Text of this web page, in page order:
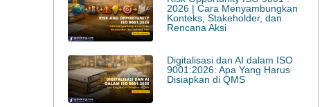
2026 | Cara Menyambungkan
Konteks, Stakeholder, dan
Rencana Aksi
Digitalisasi dan AI dalam ISO
9001:2026: Apa Yang Harus
Disiapkan di QMS